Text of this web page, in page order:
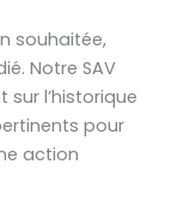
souhaitée,
Notre SAV
l’historique
pour
action